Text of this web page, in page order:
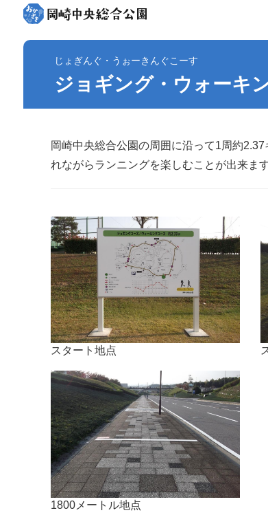
じょぎんぐ・うぉーきんぐこーす
ジョギング・ウォーキ
岡崎中央総合公園の周囲に沿って1周約
れながらランニングを楽しむことが出来ます
スタート地点
1800メートル地点